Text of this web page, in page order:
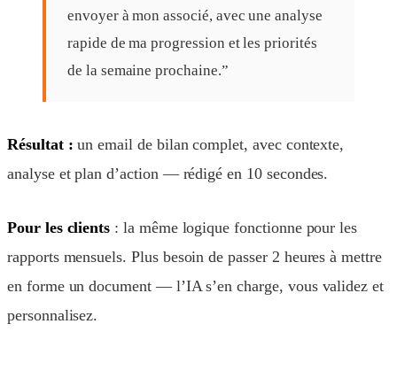
envoyer à mon associé, avec une analyse
rapide de ma progression et les priorités
de la semaine prochaine.”
Résultat : un email de bilan complet, avec contexte,
analyse et plan d’action — rédigé en 10 secondes.
Pour les clients : la même logique fonctionne pour les
rapports mensuels. Plus besoin de passer 2 heures à mettre
en forme un document — l’IA s’en charge, vous validez et
personnalisez.